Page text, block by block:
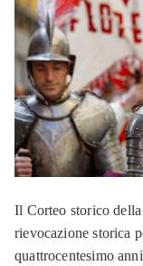
Il Corteo storico
rievocazione storica
quattrocentesimo